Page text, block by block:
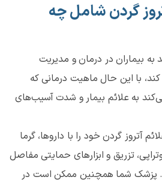
گردن شامل چه
بیماران در درمان و مدیریت
با این حال ماهیت درمانی که
به علائم بیمار و شدت آسیب‌های
آتروز گردن خود را با داروها، گرما
تزریق و ابزارهای حمایتی مفاصل
پزشک شما همچنین ممکن است در